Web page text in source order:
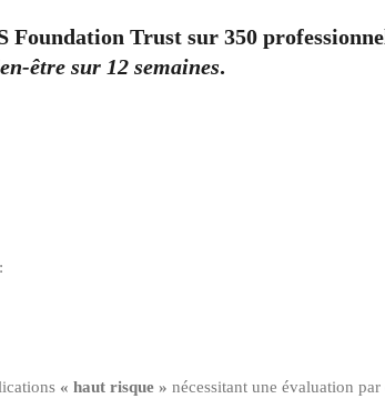
Foundation Trust sur 350
être sur 12 semaines.
« haut risque » nécessitant une évaluation